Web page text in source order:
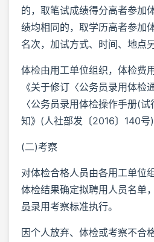
的，取笔试成绩得分高者参加
绩均相同的，取学历高者参加
名次，加试方式、时间、地点
体检由用工单位组织，体检费
《关于修订〈公务员录用体检
〈公务员录用体检操作手册(
知》(人社部发〔2016〕140号)
(二)考察
对体检合格人员由各用工单位
体检结果确定拟聘用人员名单
员录用考察标准执行。
因个人放弃、体检或考察不合